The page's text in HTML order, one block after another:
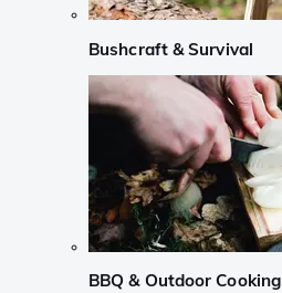
Bushcraft & Survival
BBQ & Outdoor Cooking